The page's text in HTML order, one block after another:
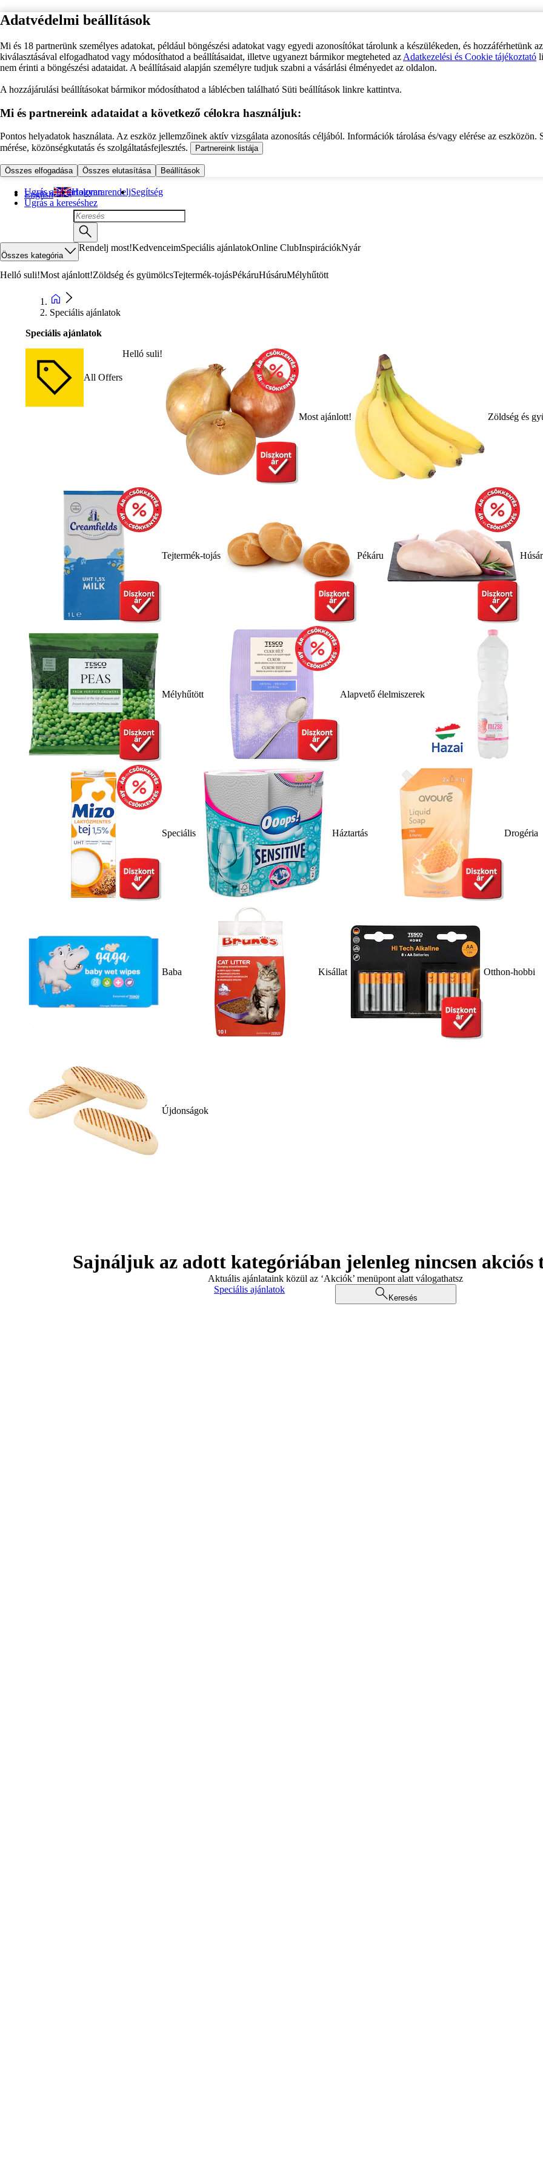
Adatvédelmi beállítások
Mi és 18 partnerünk személyes adatokat, például böngészési adatokat vagy egyedi azonosítókat tárolunk a készülékeden, és hozzáférhetünk
kiválasztásával elfogadhatod vagy módosíthatod a beállításaidat, illetve ugyanezt bármikor megteheted az Adatkezelési és Cookie tájékoztató
nem érinti a böngészési adataidat. A beállításaid alapján személyre tudjuk szabni a vásárlási élményedet az oldalon.
A hozzájárulási beállításokat bármikor módosíthatod a láblécben található Süti beállítások linkre kattintva.
Mi és partnereink adataidat a következő célokra használjuk:
Pontos helyadatok használata. Az eszköz jellemzőinek aktív vizsgálata azonosítás céljából. Információk tárolása és/vagy elérése az eszközön.
mérése, közönségkutatás és szolgáltatásfejlesztés.
Partnereink listája
Összes elfogadása Összes elutasítása Beállítások
Ugrás a fő tartalomra
Ugrás a kereséshez
English Hogyan rendeljSegítség
Összes kategória
Rendelj most!KedvenceimSpeciális ajánlatokOnline ClubInspirációkNyár
Helló suli!Most ajánlott!Zöldség és gyümölcsTejtermék-tojásPékáruHúsáruMélyhűtött
Speciális ajánlatok
Speciális ajánlatok
All Offers
Helló suli!
Most ajánlott! Zöldség és
Tejtermék-tojás Pékáru
Mélyhűtött Alapvető élelmiszerek
Speciális Háztartás Drogéria
Baba Kisállat Otthon-hobbi
Újdonságok
Sajnáljuk az adott kategóriában jelenleg nincsen akciós
Aktuális ajánlataink közül az ‘Akciók’ menüpont alatt válogathatsz
Speciális ajánlatok
Keresés